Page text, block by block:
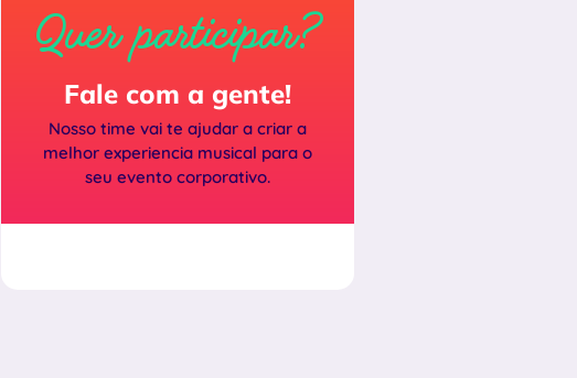
Quer participar?
Fale com a gente!
Nosso time vai te ajudar a criar a
melhor experiencia musical para o
seu evento corporativo.